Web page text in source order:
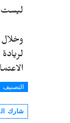
ليست
التصنيف
شارك